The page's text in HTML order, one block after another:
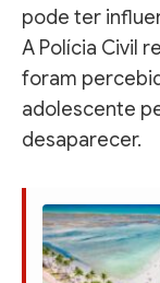
pode ter
A Polícia Civil
foram
adolescente
desaparecer.